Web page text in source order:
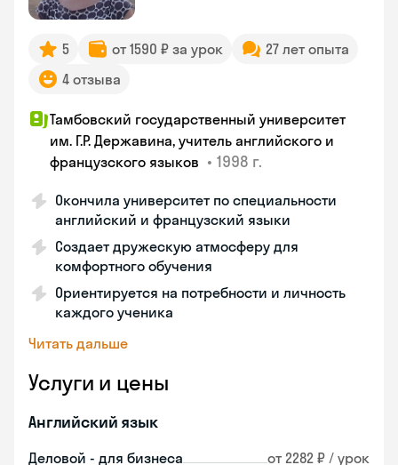
5 от 1590 ₽ за урок
27 лет опыта
4 отзыва
Тамбовский государственный университет
им. Г.Р. Державина, учитель английского и
французского языков • 1998 г.
Окончила университет по специальности
английский и французский языки
Создает дружескую атмосферу для
комфортного обучения
Ориентируется на потребности и личность
каждого ученика
Читать дальше
Услуги и цены
Английский язык
Деловой - для бизнеса от 2282 ₽ / урок